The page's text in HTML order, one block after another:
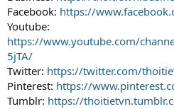
Facebook: https://
Youtube:
https://www.youtube.com/
5jTA/
Twitter: https://twitter.com/
Pinterest: https://
Tumblr: https://